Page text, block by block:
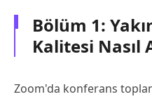
Bölüm 1:
Kalitesi Nasıl
Zoom'da konferans